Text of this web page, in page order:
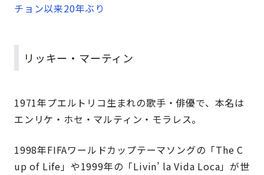
チョン以来20年ぶり
リッキー・マーティン
1971年プエルトリコ生まれの歌手・俳優で、本名は
エンリケ・ホセ・マルティン・モラレス。
1998年FIFAワールドカップテーマソングの「The C
up of Life」や1999年の「Livin’ la Vida Loca」が世